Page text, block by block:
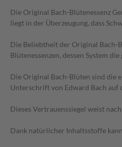
Die Original Bach-Blütenessenz
liegt in der Überzeugung, dass
Die Beliebtheit der Original Bach-
Blütenessenzen, dessen System
Die Original Bach-Blüten sind die
Unterschrift von Edward Bach auf
Dieses Vertrauenssiegel weist
Dank natürlicher Inhaltsstoffe